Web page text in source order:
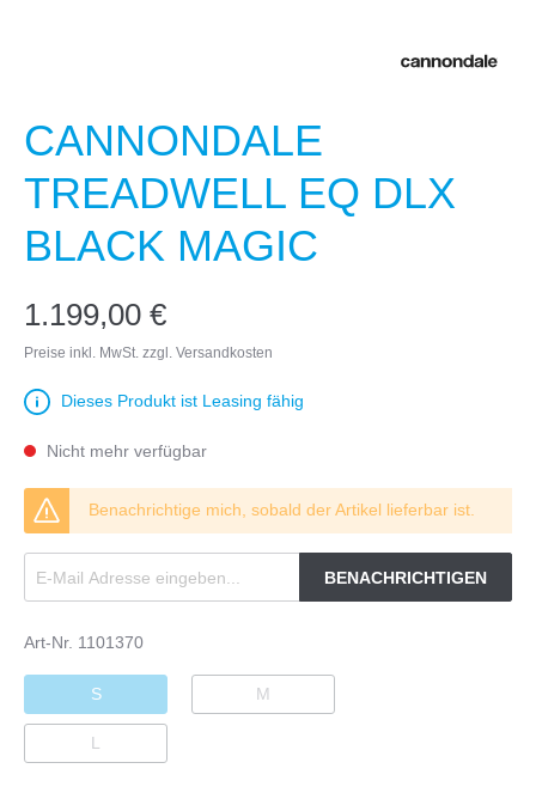
CANNONDALE
TREADWELL EQ DLX
BLACK MAGIC
1.199,00 €
Preise inkl. MwSt. zzgl. Versandkosten
Dieses Produkt ist Leasing fähig
Nicht mehr verfügbar
Benachrichtige mich, sobald der Artikel lieferbar ist.
BENACHRICHTIGEN
Art-Nr. 1101370
S M
L